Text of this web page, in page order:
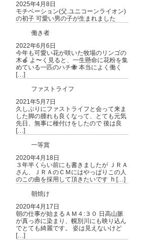
2025年4月8日
モチベーション(父.ユニコーンライオン)
の初子 可愛い男の子が生まれました
働き者
2022年6月6日
今年も可愛い花が咲いた牧場のリンゴの
木🍎 よ〜く見ると、一生懸命に花粉を集
めている一匹のハチ🐝 本当によく働く
[…]
ファストライフ
2021年5月7日
久しぶりにファストライフと会って来ま
した脚の腫れも良くなって、とても元気
先日、無事に種付けをしたので 後は良
[…]
一等賞
2020年4月18日
３年半くらい前にも書きましたが ＪＲＡ
さん、ＪＲＡのＣＭにはやっぱりこの人
のこの曲を採用して頂きたいです h […]
朝焼け
2020年4月17日
朝の仕事が始まるＡＭ４:３０ 日高山脈
が真っ赤に染まり、幌別川にも映り込ん
でとても綺麗です。 姿は見えないけど
[…]